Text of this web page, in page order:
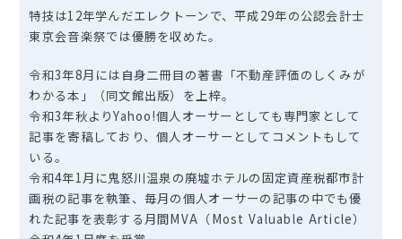
特技は12年学んだエレクトーンで、平成29年の公認会計士
東京会音楽祭では優勝を収めた。
令和3年8月には自身二冊目の著書「不動産評価のしくみが
わかる本」（同文館出版）を上梓。
令和3年秋よりYahoo!個人オーサーとしても専門家として
記事を寄稿しており、個人オーサーとしてコメントもして
いる。
令和4年1月に鬼怒川温泉の廃墟ホテルの固定資産税都市計
画税の記事を執筆、毎月の個人オーサーの記事の中でも優
れた記事を表彰する月間MVA（Most Valuable Article）